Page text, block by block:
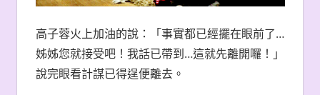
高子蓉火上加油的說：「事實都已經擺在眼前了…
姊姊您就接受吧！我話已帶到…這就先離開囉！」
說完眼看計謀已得逞便離去。